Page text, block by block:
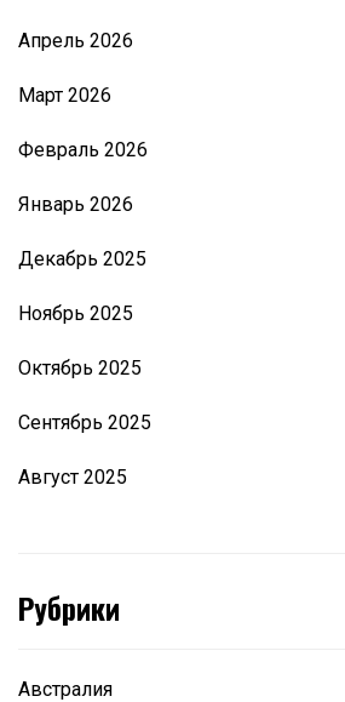
Апрель 2026
Март 2026
Февраль 2026
Январь 2026
Декабрь 2025
Ноябрь 2025
Октябрь 2025
Сентябрь 2025
Август 2025
Рубрики
Австралия